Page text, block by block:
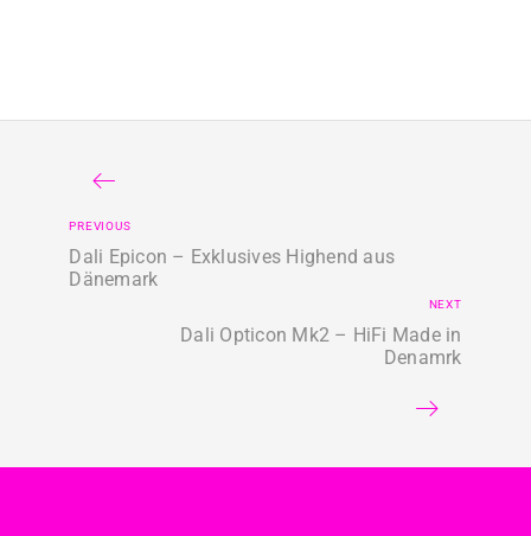
PREVIOUS
Dali Epicon – Exklusives Highend aus
Dänemark
NEXT
Dali Opticon Mk2 – HiFi Made in
Denamrk